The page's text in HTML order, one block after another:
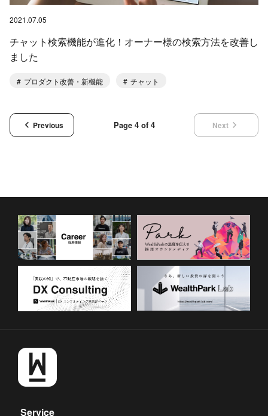
2021.07.05
チャット検索機能が進化！オーナー様の検索方法を改善し
ました
プロダクト改善・新機能 チャット
keyboard_arrow_left Previous Page 4 of 4 Nextkeyboard_arrow_right
Service